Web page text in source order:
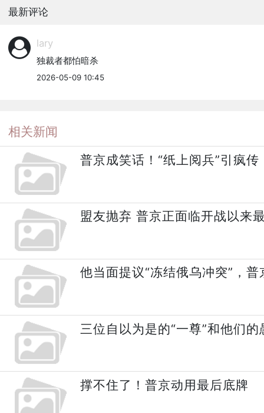
最新评论
lary
独裁者都怕暗杀
2026-05-09 10:45
相关新闻
普京成笑话！“纸上阅兵”引疯传
盟友抛弃 普京正面临开战以来
他当面提议“冻结俄乌冲突”，普
三位自以为是的“一尊”和他们
撑不住了！普京动用最后底牌